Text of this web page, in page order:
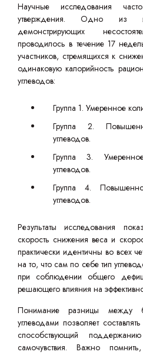
Научные исследования
утверждения. Одно из
демонстрирующих
проводилось в течение 17
участников, стремящихся к
одинаковую калорийность
углеводов:
Группа 1. Умеренное
Группа 2.
углеводов.
Группа 3.
углеводов.
Группа 4.
углеводов.
Результаты исследования
скорость снижения веса и
практически идентичны во всех
на то, что сам по себе тип
при соблюдении общего
решающего влияния на
Понимание разницы между
углеводами позволяет
способствующий
самочувствия. Важно